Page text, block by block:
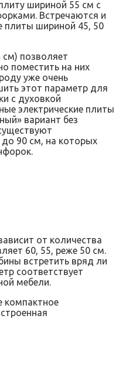
шириной 55 см с
Встречаются и
плиты шириной 45, 50
позволяет
поместить на них
уже очень
этот параметр для
с духовкой
электрические плиты
вариант без
90 см, на которых
от количества
60, 55, реже 50 см.
встретить вряд ли
соответствует
мебели.
компактное